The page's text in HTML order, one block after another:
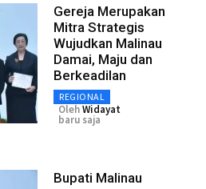
Gereja Merupakan
Mitra Strategis
Wujudkan Malinau
Damai, Maju dan
Berkeadilan
REGIONAL
OlehWidayat
baru saja
Bupati Malinau